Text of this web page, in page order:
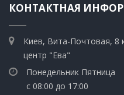
КОНТАКТНАЯ
Киев, Вита-Почтовая, 8
центр "Ева"
Понедельник Пятница
с 08:00 до 17:00